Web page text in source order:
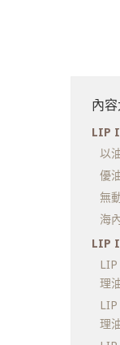
內
LIP
以
優
無
海
LIP
理
理